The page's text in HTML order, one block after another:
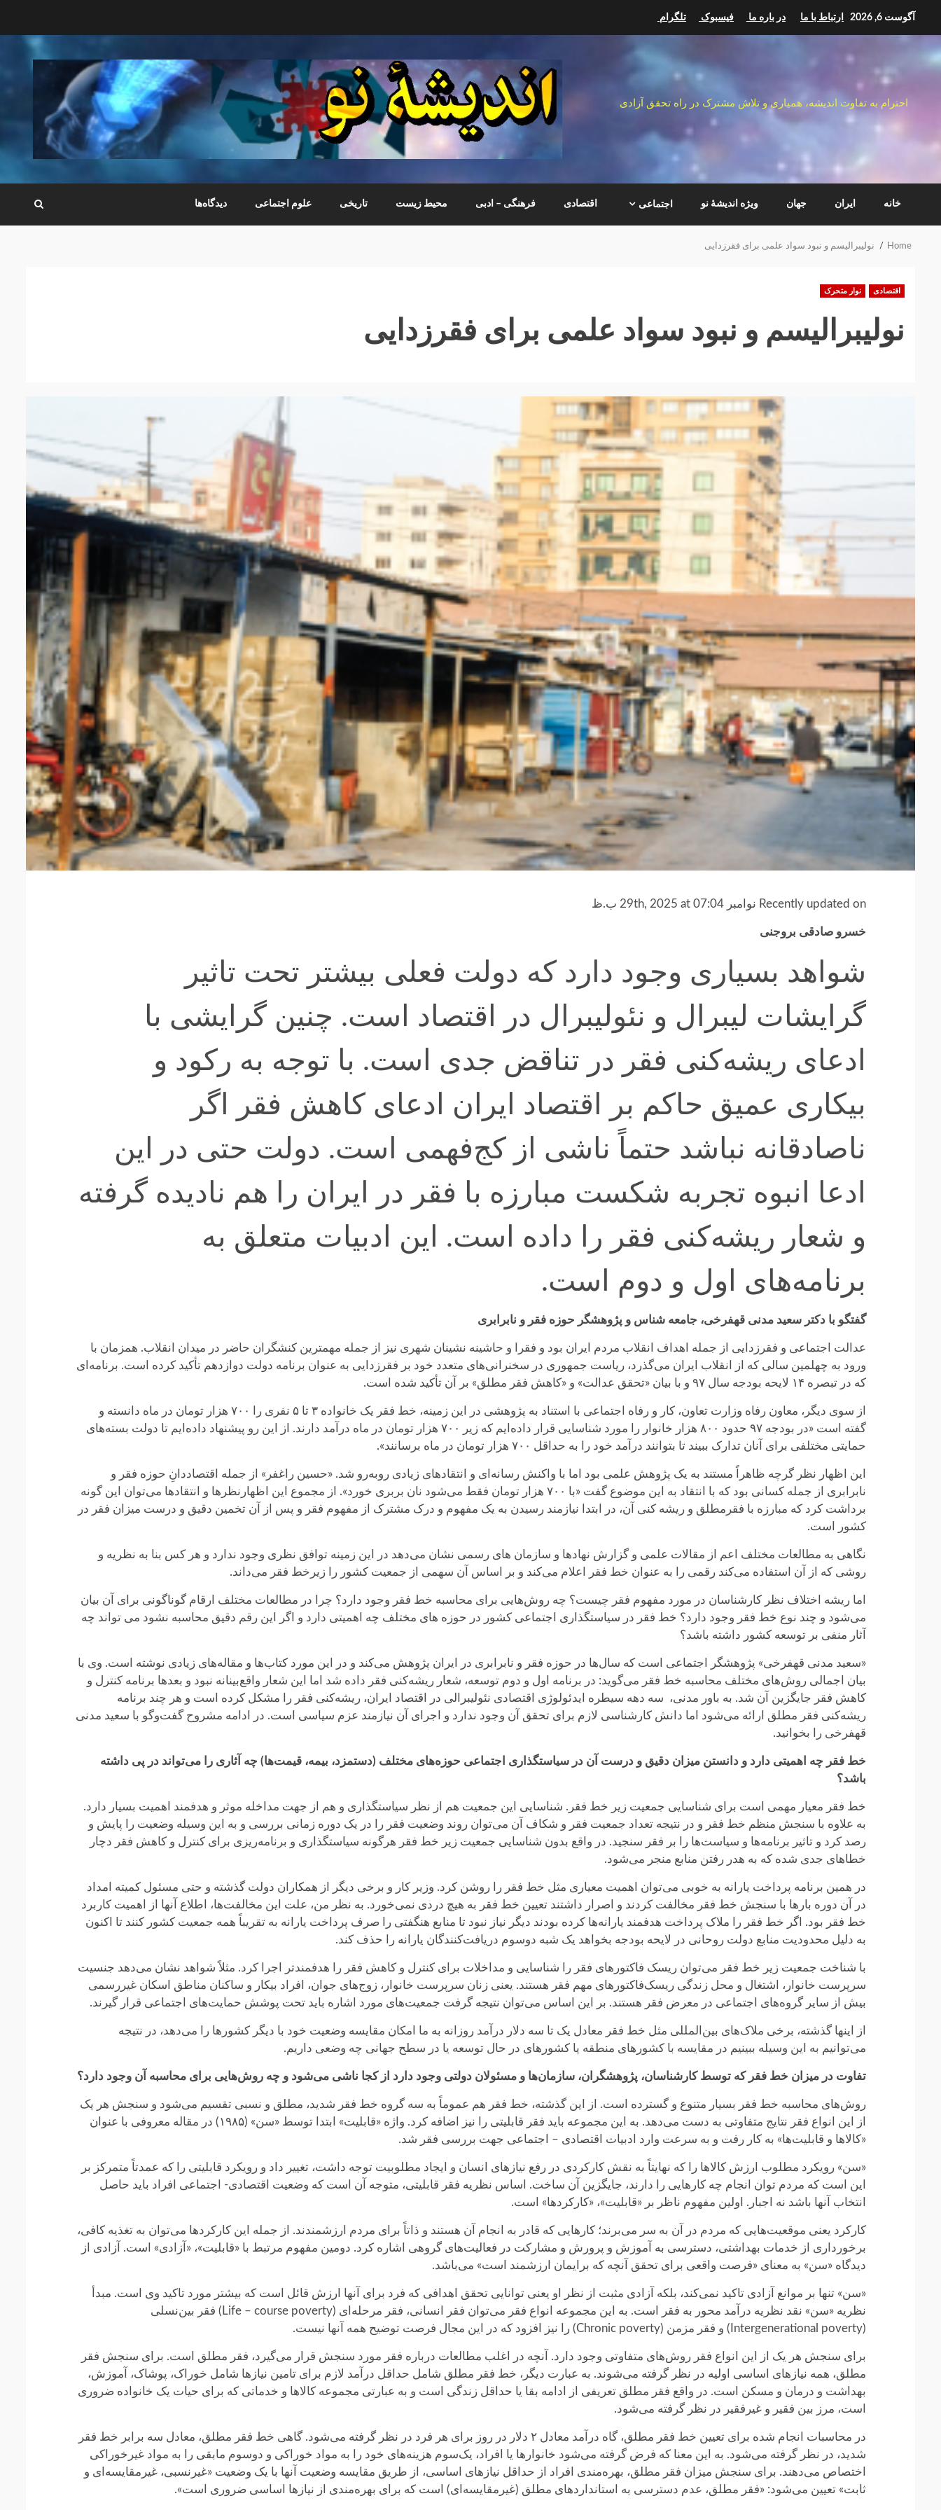
content
آگوست 6, 2026 ارتباط با ما در باره ما فیسبوک تلگرام
احترام به تفاوت اندیشه، همیاری و تلاش مشترک در راه تحقق آزادی
خانه ایران جهان ویژه اندیشهٔ نو اجتماعی اقتصادی فرهنگی – ادبی محیط زیست تاریخی علوم اجتماعی دیدگاه‌ها
Home نولیبرالیسم و نبود سواد علمی برای فقرزدایی
اقتصادی نوار متحرک
نولیبرالیسم و نبود سواد علمی برای فقرزدایی
Recently updated on نوامبر 29th, 2025 at 07:04 ب.ظ
خسرو صادقی بروجنی
شواهد بسیاری وجود دارد که دولت فعلی بیشتر تحت تاثیر
گرایشات لیبرال و نئولیبرال در اقتصاد است. چنین گرایشی با
ادعای ریشه‌کنی فقر در تناقض جدی است. با توجه به رکود و
بیکاری عمیق حاکم بر اقتصاد ایران ادعای کاهش فقر اگر
ناصادقانه نباشد حتماً ناشی از کج‌فهمی است. دولت حتی در این
ادعا انبوه تجربه شکست مبارزه با فقر در ایران را هم نادیده گرفته
و شعار ریشه‌کنی فقر را داده است. این ادبیات متعلق به
برنامه‌های اول و دوم است.
گفتگو با دکتر سعید مدنی قهفرخی، جامعه شناس و پژوهشگر حوزه فقر و نابرابری
عدالت اجتماعی و فقرزدایی از جمله اهداف انقلاب مردم ایران بود و فقرا و حاشینه نشینان شهری نیز از جمله مهمترین کنشگران حاضر در میدان انقلاب. همزمان با
ورود به چهلمین سالی که از انقلاب ایران می‌گذرد، ریاست جمهوری در سخنرانی‌های متعدد خود بر فقرزدایی به عنوان برنامه دولت دوازدهم تأکید کرده است. برنامه‌ای
که در تبصره ۱۴ لایحه بودجه سال ۹۷ و با بیان «تحقق عدالت» و «کاهش فقر مطلق» بر آن تأکید شده است.
از سوی دیگر، معاون رفاه وزارت تعاون، کار و رفاه اجتماعی با استناد به پژوهشی در این زمینه، خط فقر یک خانواده ۳ تا ۵ نفری را ۷۰۰ هزار تومان در ماه دانسته و
گفته است «در بودجه ۹۷ حدود ۸۰۰ هزار خانوار را مورد شناسایی قرار داده‌ایم که زیر ۷۰۰ هزار تومان در ماه درآمد دارند. از این رو پیشنهاد داده‌ایم تا دولت بسته‌های
حمایتی مختلفی برای آنان تدارک ببیند تا بتوانند درآمد خود را به حداقل ۷۰۰ هزار تومان در ماه برسانند».
این اظهار نظر گرچه ظاهراً مستند به یک پژوهش علمی بود اما با واکنش رسانه‌ای و انتقادهای زیادی روبه‌رو شد. «حسین راغفر» از جمله اقتصاددانِ حوزه فقر و
نابرابری از جمله کسانی بود که با انتقاد به این موضوع گفت «با ۷۰۰ هزار تومان فقط می‌شود نان بربری خورد». از مجموع این اظهارنظرها و انتقادها می‌توان این گونه
برداشت کرد که مبارزه با فقرمطلق و ریشه کنی آن، در ابتدا نیازمند رسیدن به یک مفهوم و درک مشترک از مفهوم فقر و پس از آن تخمین دقیق و درست میزان فقر در
کشور است.
نگاهی به مطالعات مختلف اعم از مقالات علمی و گزارش نهادها و سازمان های رسمی نشان می‌دهد در این زمینه توافق نظری وجود ندارد و هر کس بنا به نظریه و
روشی که از آن استفاده می‌کند رقمی را به عنوان خط فقر اعلام می‌کند و بر اساس آن سهمی از جمعیت کشور را زیرخط فقر می‌داند.
اما ریشه اختلاف نظر کارشناسان در مورد مفهوم فقر چیست؟ چه روش‌هایی برای محاسبه خط فقر وجود دارد؟ چرا در مطالعات مختلف ارقام گوناگونی برای آن بیان
می‌شود و چند نوع خط فقر وجود دارد؟ خط فقر در سیاستگذاری اجتماعی کشور در حوزه های مختلف چه اهمیتی دارد و اگر این رقم دقیق محاسبه نشود می تواند چه
آثار منفی بر توسعه کشور داشته باشد؟
«سعید مدنی قهفرخی» پژوهشگر اجتماعی است که سال‌ها در حوزه فقر و نابرابری در ایران پژوهش می‌کند و در این مورد کتاب‌ها و مقاله‌های زیادی نوشته است. وی با
بیان اجمالی روش‌های مختلف محاسبه خط فقر می‌گوید: در برنامه‌ اول و دوم توسعه، شعار ریشه‌کنی فقر داده شد اما این شعار واقع‌بینانه نبود و بعدها برنامه کنترل و
کاهش فقر جایگزین آن شد. به باور مدنی، سه دهه سیطره ایدئولوژی اقتصادی نئولیبرالی در اقتصاد ایران، ریشه‌کنی فقر را مشکل کرده است و هر چند برنامه
ریشه‌کنی فقر مطلق ارائه می‌شود اما دانش کارشناسی لازم برای تحقق آن وجود ندارد و اجرای آن نیازمند عزم سیاسی است. در ادامه مشروح گفت‌وگو با سعید مدنی
قهفرخی را بخوانید.
خط فقر چه اهمیتی دارد و دانستن میزان دقیق و درست آن در سیاستگذاری اجتماعی حوزه‌های مختلف (دستمزد، بیمه، قیمت‌ها) چه آثاری را می‌تواند در پی داشته
باشد؟
خط فقر معیار مهمی است برای شناسایی جمعیت زیر خط فقر. شناسایی این جمعیت هم از نظر سیاستگذاری و هم از جهت مداخله موثر و هدفمند اهمیت بسیار دارد.
به علاوه با سنجش منظم خط فقر و در نتیجه تعداد جمعیت فقر و شکاف آن می‌توان روند وضعیت فقر را در یک دوره زمانی بررسی و به این وسیله وضعیت را پایش و
رصد کرد و تاثیر برنامه‌ها و سیاست‌ها را بر فقر سنجید. در واقع بدون شناسایی جمعیت زیر خط فقر هرگونه سیاستگذاری و برنامه‌ریزی برای کنترل و کاهش فقر دچار
خطاهای جدی شده که به هدر رفتن منابع منجر می‌شود.
در همین برنامه پرداخت یارانه به خوبی می‌توان اهمیت معیاری مثل خط فقر را روشن کرد. وزیر کار و برخی دیگر از همکاران دولت گذشته و حتی مسئول کمیته امداد
در آن دوره بارها با سنجش خط فقر مخالفت ‌کردند و اصرار داشتند تعیین خط فقر به هیچ دردی نمی‌خورد. به نظر من، علت این مخالفت‌ها، اطلاع آنها از اهمیت کاربرد
خط فقر بود. اگر خط فقر را ملاک پرداخت هدفمند یارانه‌ها کرده بودند دیگر نیاز نبود تا منابع هنگفتی را صرف پرداخت یارانه به تقریباً همه جمعیت کشور کنند تا اکنون
به دلیل محدودیت منابع دولت روحانی در لایحه بودجه بخواهد یک شبه دو‌سوم دریافت‌کنندگان یارانه را حذف کند.
با شناخت جمعیت زیر خط فقر می‌توان ریسک فاکتورهای فقر را شناسایی و مداخلات برای کنترل و کاهش فقر را هدفمندتر اجرا کرد. مثلاً شواهد نشان می‌دهد جنسیت
سرپرست خانوار، اشتغال و محل زندگی ریسک‌فاکتورهای مهم فقر هستند. یعنی زنان سرپرست خانوار، زوج‌های جوان، افراد بیکار و ساکنان مناطق اسکان غیررسمی
بیش از سایر گروه‌های اجتماعی در معرض فقر هستند. بر این اساس می‌توان نتیجه گرفت جمعیت‌های مورد اشاره باید تحت پوشش حمایت‌های اجتماعی قرار گیرند.
از اینها گذشته، برخی ملاک‌های بین‌المللی مثل خط فقر معادل یک تا سه دلار درآمد روزانه به ما امکان مقایسه وضعیت خود با دیگر کشورها را می‌دهد، در نتیجه
می‌توانیم به این وسیله ببینیم در مقایسه با کشورهای منطقه یا کشورهای در حال توسعه یا در سطح جهانی چه وضعی داریم.
تفاوت در میزان خط فقر که توسط کارشناسان، پژوهشگران، سازمان‌ها و مسئولان دولتی وجود دارد از کجا ناشی می‌شود و چه روش‌هایی برای محاسبه آن وجود دارد؟
روش‌های محاسبه خط فقر بسیار متنوع و گسترده است. از این گذشته، خط فقر هم عموماً به سه گروه خط فقر شدید، مطلق و نسبی تقسیم می‌شود و سنجش هر یک
از این انواع فقر نتایج متفاوتی به دست می‌دهد. به این مجموعه باید فقر قابلیتی را نیز اضافه کرد. واژه «قابلیت» ابتدا توسط «سن» (۱۹۸۵) در مقاله معروفی با عنوان
«کالاها و قابلیت‌ها» به کار رفت و به سرعت وارد ادبیات اقتصادی – اجتماعی جهت بررسی فقر شد.
«سن» رویکرد مطلوب ارزش کالاها را که نهایتاً به نقش کارکردی در رفع نیازهای انسان و ایجاد مطلوبیت توجه داشت، تغییر داد و رویکرد قابلیتی را که عمدتاً متمرکز بر
این است که مردم توان انجام چه کارهایی را دارند، جایگزین آن ساخت. اساس نظریه فقر قابلیتی، متوجه آن است که وضعیت اقتصادی- اجتماعی افراد باید حاصل
انتخاب آنها باشد نه اجبار. اولین مفهوم ناظر بر «قابلیت»، «کارکردها» است.
کارکرد یعنی موقعیت‌هایی که مردم در آن به سر می‌برند؛ کارهایی که قادر به انجام آن هستند و ذاتاً برای مردم ارزشمندند. از جمله این کارکردها می‌توان به تغذیه کافی،
برخورداری از خدمات بهداشتی، دسترسی به آموزش و پرورش و مشارکت در فعالیت‌های گروهی اشاره کرد. دومین مفهوم مرتبط با «قابلیت»،‌ «آزادی» است. آزادی از
دیدگاه «سن» به معنای «فرصت واقعی برای تحقق آنچه که برایمان ارزشمند است» می‌باشد.
«سن» تنها بر موانع آزادی تاکید نمی‌کند، بلکه آزادی مثبت از نظر او یعنی توانایی تحقق اهدافی که فرد برای آنها ارزش قائل است که بیشتر مورد تاکید وی است. مبدأ
نظریه «سن» نقد نظریه درآمد محور به فقر است. به این مجموعه انواع فقر می‌توان فقر انسانی، فقر مرحله‌ای (Life – course poverty) فقر بین‌نسلی
(Intergenerational poverty) و فقر مزمن (Chronic poverty) را نیز افزود که در این مجال فرصت توضیح همه آنها نیست.
برای سنجش هر یک از این انواع فقر روش‌های متفاوتی وجود دارد. آنچه در اغلب مطالعات درباره فقر مورد سنجش قرار می‌گیرد، فقر مطلق است. برای سنجش فقر
مطلق، همه نیازهای اساسی اولیه در نظر گرفته می‌شوند. به عبارت دیگر، خط فقر مطلق شامل حداقل درآمد لازم برای تامین نیازها شامل خوراک، پوشاک، آموزش،
بهداشت و درمان و مسکن است. در واقع فقر مطلق تعریفی از ادامه بقا یا حداقل زندگی است و به عبارتی مجموعه کالاها و خدماتی که برای حیات یک خانواده ضروری
است، ‌مرز بین فقیر و غیرفقیر در نظر گرفته می‌شود.
در محاسبات انجام شده برای تعیین خط فقر مطلق، گاه درآمد معادل ۲ دلار در روز برای هر فرد در نظر گرفته می‌شود. گاهی خط فقر مطلق، معادل سه برابر خط فقر
شدید، در نظر گرفته می‌شود. به این معنا که فرض گرفته می‌شود خانوارها یا افراد، یک‌سوم هزینه‌های خود را به مواد خوراکی و دو‌سوم مابقی را به مواد غیرخوراکی
اختصاص می‌دهند. برای سنجش میزان فقر مطلق، بهره‌مندی افراد از حداقل نیازهای اساسی، از طریق مقایسه وضعیت آنها با یک وضعیت «غیرنسبی، غیرمقایسه‌ای و
ثابت» تعیین می‌شود: «فقر مطلق، عدم دسترسی به استانداردهای مطلق (غیرمقایسه‌ای) است که برای بهره‌مندی از نیازها اساسی ضروری است».